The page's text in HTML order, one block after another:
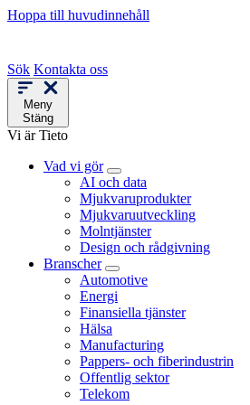
Hoppa till huvudinnehåll
Sök Kontakta oss
Meny
Stäng
Vi är Tieto
Vad vi gör
AI och data
Mjukvaruprodukter
Mjukvaruutveckling
Molntjänster
Design och rådgivning
Branscher
Automotive
Energi
Finansiella tjänster
Hälsa
Manufacturing
Pappers- och fiberindustrin
Offentlig sektor
Telekom